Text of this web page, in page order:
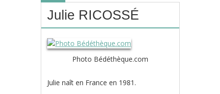
Julie RICOSSÉ
Photo Bédéthèque.com
Julie naît en France en 1981.